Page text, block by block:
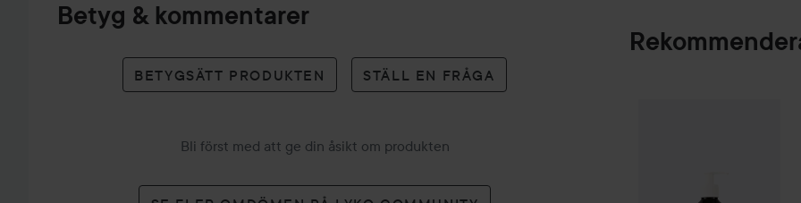
Betyg & kommentarer
BETYGSÄTT PRODUKTEN STÄLL EN FRÅGA
Bli först med att ge din åsikt om produkten